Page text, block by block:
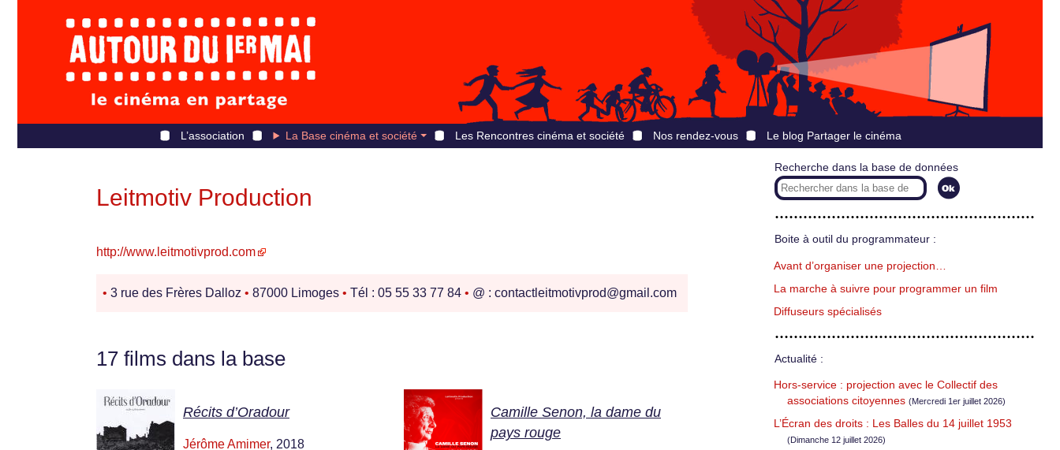
L’association La Base cinéma et société Les Rencontres cinéma et société Nos rendez-vous Le blog Partager le cinéma
Leitmotiv Production
http://www.leitmotivprod.com
• 3 rue des Frères Dalloz • 87000 Limoges • Tél : 05 55 33 77 84 • @ : contactleitmotivprod@gmail.com
17 films dans la base
Récits d’Oradour
Jérôme Amimer, 2018
Camille Senon, la dame du
pays rouge
Recherche dans la base de données
Boite à outil du programmateur :
Avant d’organiser une projection…
La marche à suivre pour programmer un film
Diffuseurs spécialisés
Actualité :
Hors-service : projection avec le Collectif des
associations citoyennes (Mercredi 1er juillet 2026)
L’Écran des droits : Les Balles du 14 juillet 1953
(Dimanche 12 juillet 2026)